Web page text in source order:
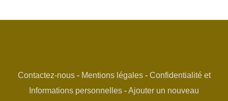
Contactez-nous- Mentions légales- Confidentialité et
Informations personnelles -Ajouter un nouveau